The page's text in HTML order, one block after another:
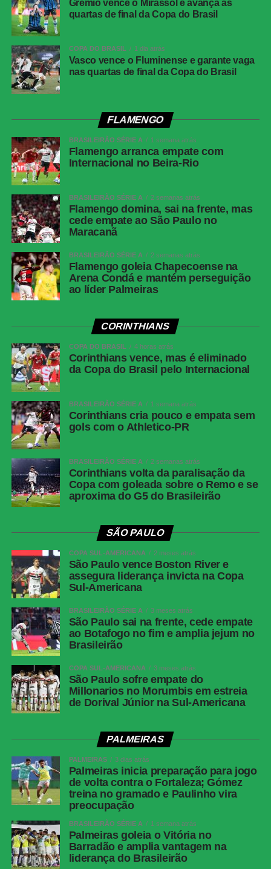
por Silvera. Os visitantes ainda tentaram esboçar alguma
reação e assustaram aos 18 minutos em dois lances de
Castrillón. No primeiro, Giay afastou o perigo, e na
segunda tentativa o atacante colombiano mandou para
fora.
Pouco depois, Juan Ríos recebeu com espaço pelo lado
Murilo. Aos 28 minutos, a arbitragem voltou a assinalar
penalidade, desta vez a favor do Palmeiras, após lance
entre Emiliano Martínez e Ríos. Novamente acionado
pelo VAR, o juiz reviu a jogada e anulou a marcação.
Paulinho ainda incomodou a retaguarda colombiana em
duas oportunidades, primeiro chutando para fora e depois
parando no goleiro.
Palmeiras inicia preparação para jogo de volta
contra o Fortaleza; Gómez treina no gramado e
Paulinho vira preocupação
Barranquilla exerceu pressão ofensiva e por pouco não
diminuiu o prejuízo. Muriel e Castrillón protagonizaram as
ameaças mais agudas, com Castrillón acertando a trave
de Carlos Miguel aos 42 minutos. Nada que estragasse a
festa alviverde no Allianz Parque.
Próximos jogos
Palmeiras
Jogo: Palmeiras x Chapecoense
Competição
: Campeonato Brasilerio (18ª rodada)
Data e hora
: 31 de maio de 2026 (domingo), às 16h (de
Brasília)
Junior Barranquilla
Jogo: Junior Barranquilla x Atlético Nacional
Competição
: Campeonato Colombiano (Apertura – Jogo
de ida da final)
Data e hora
: 2 de junho de 2026 (terça-feira), às 21h30
(de Brasília)
Local : Estádio Metropolitano Roberto Meléndez, em
Barranquilla (COL)
FICHA TÉCNIA
Palmeiras 4 x 1
Competição
Copa Libertadores (6ª rodada)
Local
Allianz Parque, São Paulo (SP)
Data e Horário
28 de maio de 2026 (quinta-feira),
às 19h (de Brasília)
35.761 torcedores
Renda
R$ 2.730.474,53
Gols
Palmeiras: Jhon Arias (5′ 1ºT), Allan
(40′ 1ºT), Jhon Arias (44′ 1ºT),
Grêmio vence o Mirassol e avança às
quartas de final da Copa do Brasil
COPA DO BRASIL 1 dia atrás
Vasco vence o Fluminense e garante vaga
nas quartas de final da Copa do Brasil
FLAMENGO
BRASILEIRÃO SÉRIE A 1 semana atrás
Flamengo arranca empate com
Internacional no Beira-Rio
BRASILEIRÃO SÉRIE A 2 semanas atrás
Flamengo domina, sai na frente, mas
cede empate ao São Paulo no
Maracanã
BRASILEIRÃO SÉRIE A 2 semanas atrás
Flamengo goleia Chapecoense na
Arena Condá e mantém perseguição
ao líder Palmeiras
CORINTHIANS
COPA DO BRASIL 4 horas atrás
Corinthians vence, mas é eliminado
da Copa do Brasil pelo Internacional
BRASILEIRÃO SÉRIE A 1 semana atrás
Corinthians cria pouco e empata sem
gols com o Athletico-PR
BRASILEIRÃO SÉRIE A 2 semanas atrás
Corinthians volta da paralisação da
Copa com goleada sobre o Remo e se
aproxima do G5 do Brasileirão
SÃO PAULO
COPA SUL-AMERICANA 2 meses atrás
São Paulo vence Boston River e
assegura liderança invicta na Copa
Sul-Americana
BRASILEIRÃO SÉRIE A 3 meses atrás
São Paulo sai na frente, cede empate
ao Botafogo no fim e amplia jejum no
Brasileirão
COPA SUL-AMERICANA 3 meses atrás
São Paulo sofre empate do
Millonarios no Morumbis em estreia
de Dorival Júnior na Sul-Americana
PALMEIRAS
PALMEIRAS 3 dias atrás
Palmeiras inicia preparação para jogo
de volta contra o Fortaleza; Gómez
treina no gramado e Paulinho vira
preocupação
BRASILEIRÃO SÉRIE A 1 semana atrás
Palmeiras goleia o Vitória no
Barradão e amplia vantagem na
liderança do Brasileirão